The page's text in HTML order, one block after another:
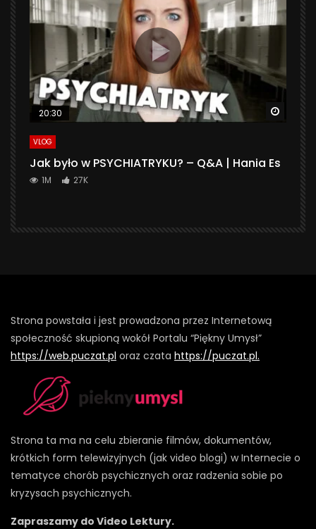
20:30
VLOG
Jak było w PSYCHIATRYKU? – Q&A | Hania Es
1M 27K
Strona powstała i jest prowadzona przez Internetową
społeczność skupioną wokół Portalu “Piękny Umysł”
https://web.puczat.pl oraz czata https://puczat.pl.
Strona ta ma na celu zbieranie filmów, dokumentów,
krótkich form telewizyjnych (jak video blogi) w Internecie o
tematyce chorób psychicznych oraz radzenia sobie po
kryzysach psychicznych.
Zapraszamy do Video Lektury.